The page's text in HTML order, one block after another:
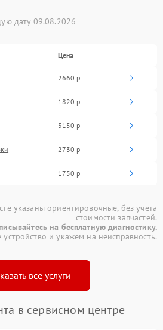
дату 09.08.2026
Цена
2660 р
1820 р
3150 р
2730 р
1750 р
указаны ориентировочные, без учета
стоимости запчастей.
на бесплатную диагностику.
и укажем на неисправность.
все услуги
в сервисном центре